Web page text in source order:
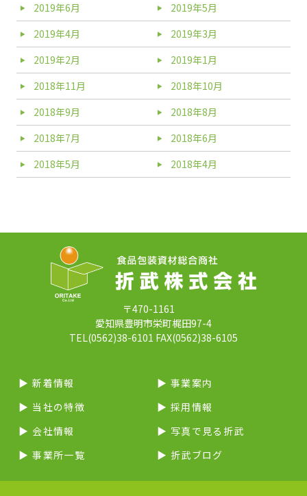
2019年6月
2019年5月
2019年4月
2019年3月
2019年2月
2019年1月
2018年11月
2018年10月
2018年9月
2018年8月
2018年7月
2018年6月
2018年5月
2018年4月
〒470-1161
愛知県豊明市栄町梶田97-4
TEL(0562)38-6101 FAX(0562)38-6105
▶︎ 新着情報
▶︎ 当社の特徴
▶︎ 会社情報
▶︎ 事業所一覧
▶︎ 事業案内
▶︎ 採用情報
▶︎ 写真で見る折武
▶︎ 折武ブログ